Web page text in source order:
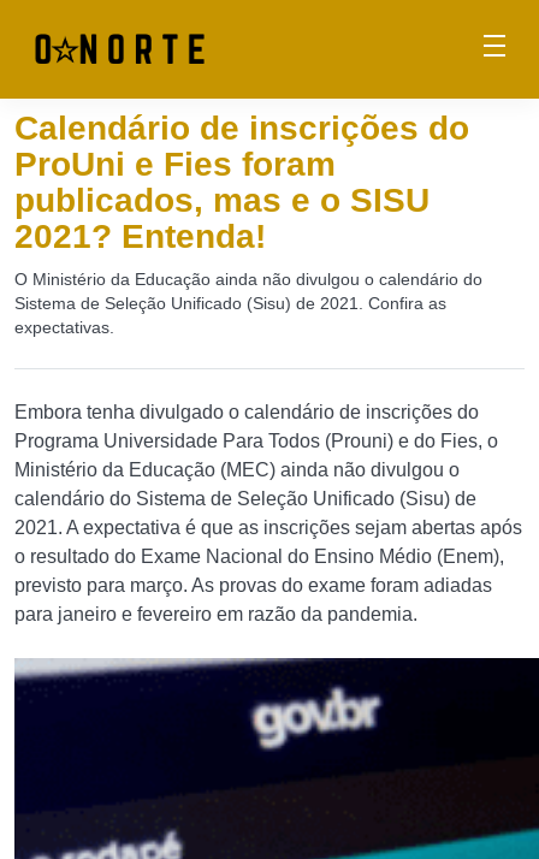
Calendário de inscrições do
ProUni e Fies foram
publicados, mas e o SISU
2021? Entenda!
O Ministério da Educação ainda não divulgou o calendário do
Sistema de Seleção Unificado (Sisu) de 2021. Confira as
expectativas.
Embora tenha divulgado o calendário de inscrições do
Programa Universidade Para Todos (Prouni) e do Fies, o
Ministério da Educação (MEC) ainda não divulgou o
calendário do Sistema de Seleção Unificado (Sisu) de
2021. A expectativa é que as inscrições sejam abertas após
o resultado do Exame Nacional do Ensino Médio (Enem),
previsto para março. As provas do exame foram adiadas
para janeiro e fevereiro em razão da pandemia.